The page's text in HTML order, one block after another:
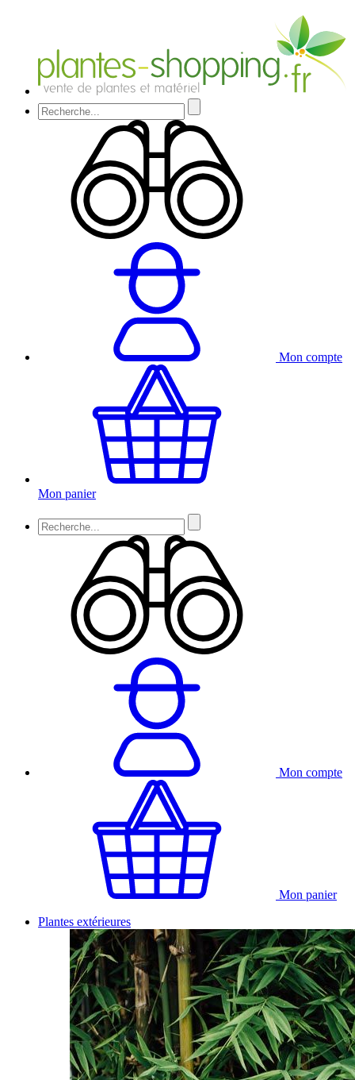
Mon compte
Mon panier
Mon compte
Mon panier
Plantes extérieures